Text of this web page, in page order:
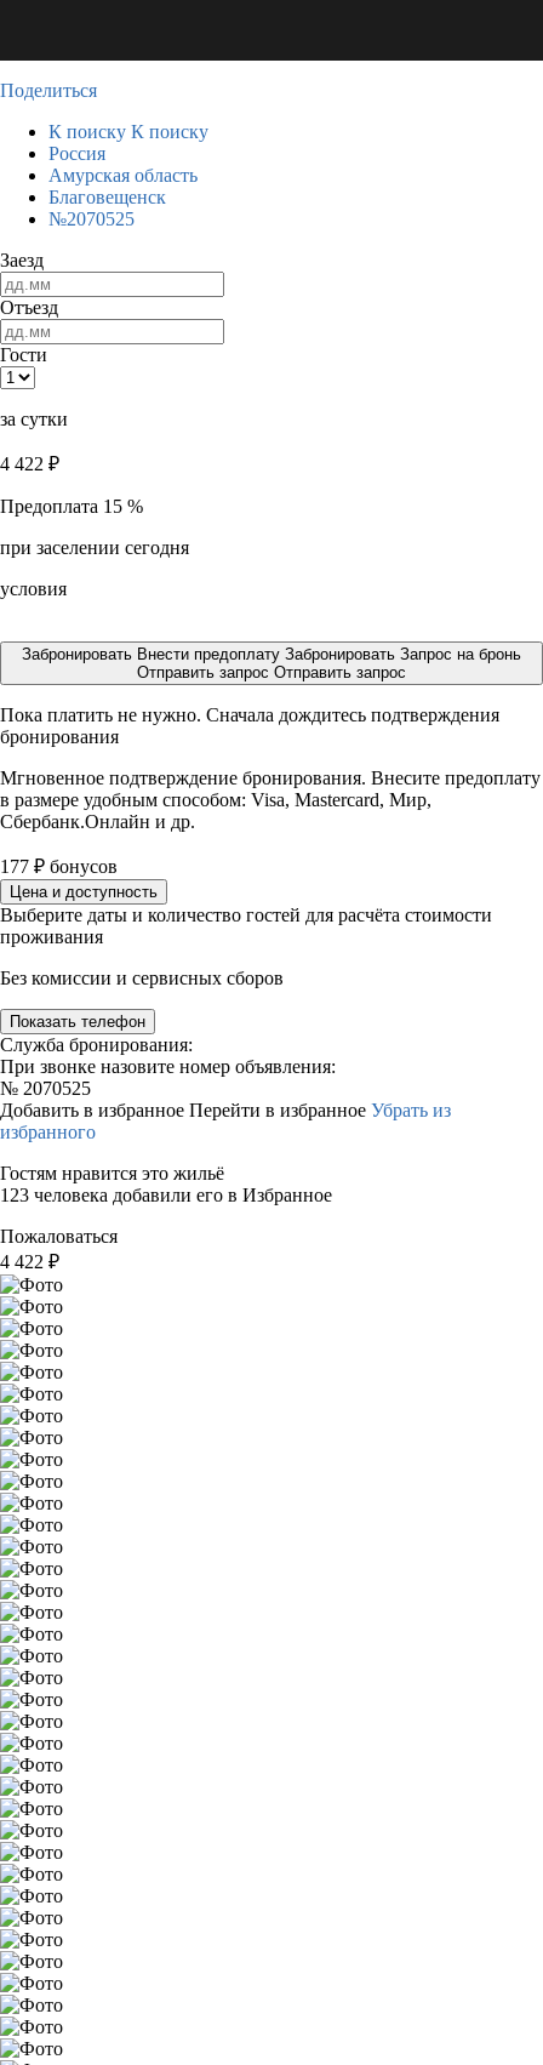
Поделиться
К поиску К поиску
Россия
Амурская область
Благовещенск
№2070525
Заезд
Отъезд
Гости
за сутки
4 422 ₽
Предоплата 15 %
при заселении сегодня
условия
Забронировать Внести предоплату Забронировать Запрос на бронь
Отправить запрос Отправить запрос
Пока платить не нужно. Сначала дождитесь подтверждения
бронирования
Мгновенное подтверждение бронирования. Внесите предоплату
в размере удобным способом: Visa, Mastercard, Мир,
Сбербанк.Онлайн и др.
177 ₽ бонусов
Цена и доступность
Выберите даты и количество гостей для расчёта стоимости
проживания
Без комиссии и сервисных сборов
Показать телефон
Служба бронирования:
При звонке назовите номер объявления:
№ 2070525
Добавить в избранное Перейти в избранное Убрать из
избранного
Гостям нравится это жильё
123 человека добавили его в Избранное
Пожаловаться
4 422 ₽